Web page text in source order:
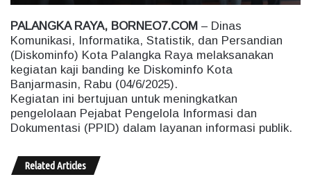
PALANGKA RAYA, BORNEO7.COM – Dinas
Komunikasi, Informatika, Statistik, dan Persandian
(Diskominfo) Kota Palangka Raya melaksanakan
kegiatan kaji banding ke Diskominfo Kota
Banjarmasin, Rabu (04/6/2025).
Kegiatan ini bertujuan untuk meningkatkan
pengelolaan Pejabat Pengelola Informasi dan
Dokumentasi (PPID) dalam layanan informasi publik.
Related Articles